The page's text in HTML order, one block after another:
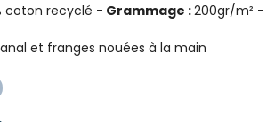
coton recyclé - Grammage :200gr/m² -
et franges nouées à la main